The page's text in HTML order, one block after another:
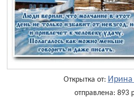
Открытка от: Ирина
отправлена: 893